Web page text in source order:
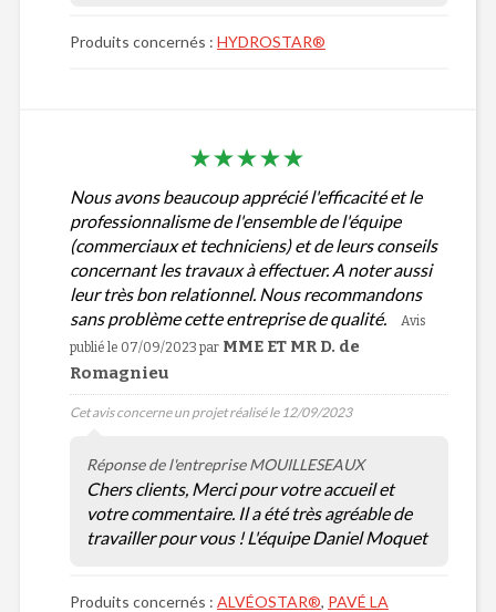
Produits concernés : HYDROSTAR®
Nous avons beaucoup apprécié l'efficacité et le
professionnalisme de l'ensemble de l'équipe
(commerciaux et techniciens) et de leurs conseils
concernant les travaux à effectuer. A noter aussi
leur très bon relationnel. Nous recommandons
sans problème cette entreprise de qualité.
Avis
publié le 07/09/2023 par MME ET MR D. de
Romagnieu
Cet avis concerne un projet réalisé le 12/09/2023
Réponse de l'entreprise MOUILLESEAUX
Chers clients, Merci pour votre accueil et
votre commentaire. Il a été très agréable de
travailler pour vous ! L'équipe Daniel Moquet
Produits concernés : ALVÉOSTAR®, PAVÉ LA